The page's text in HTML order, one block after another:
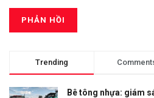
Trending
Bê tông nhựa: giám